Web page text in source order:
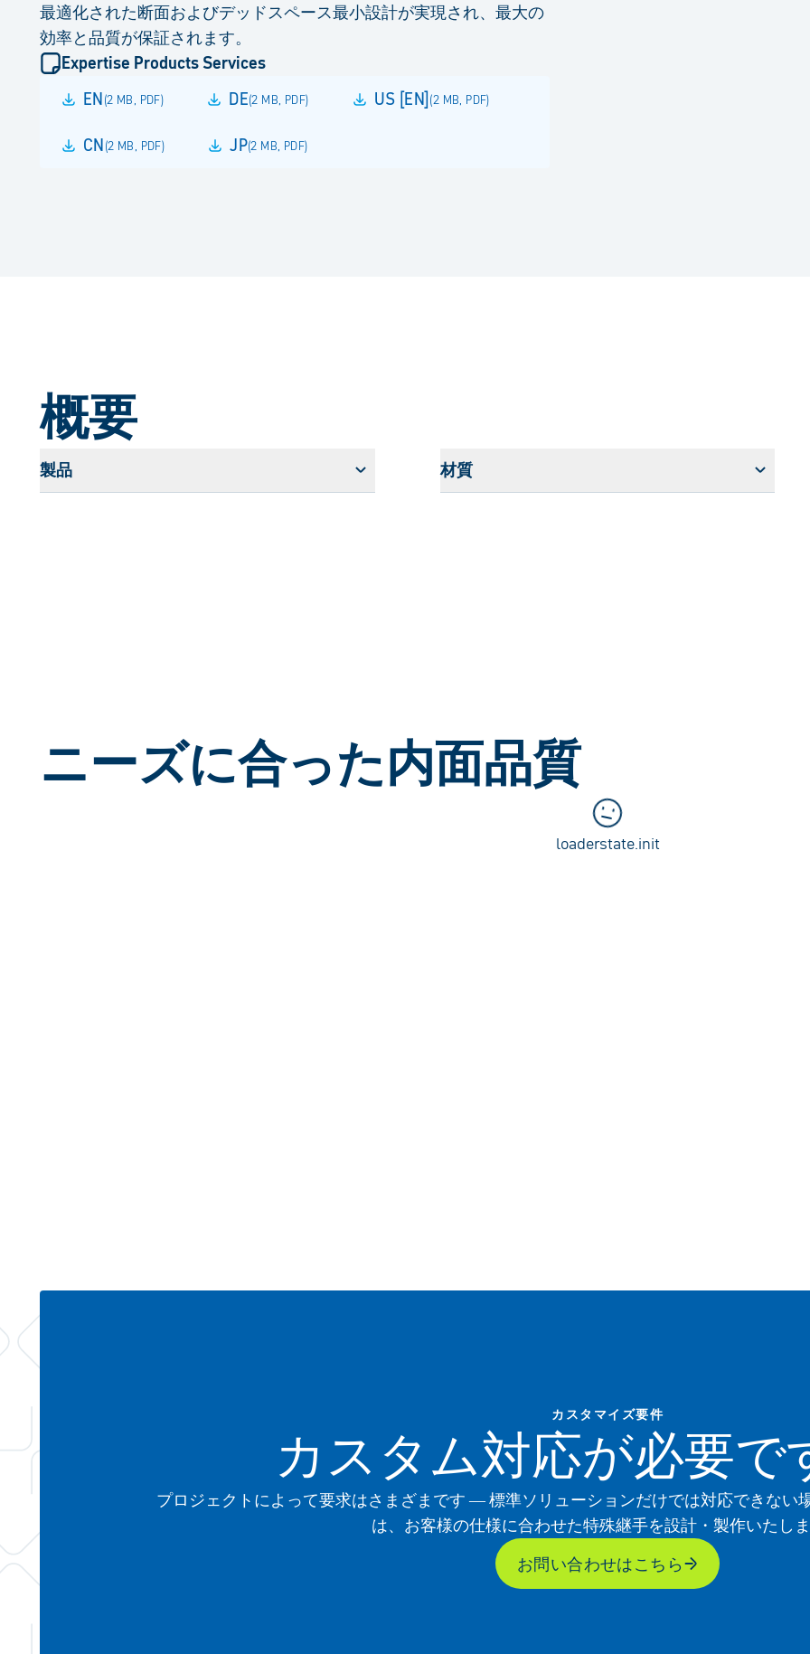
最適化された断面およびデッドスペース最小設計が実現され、最大の
効率と品質が保証されます。
Expertise Products Services
EN(2 MB PDF) DE(2 MB PDF) US [EN](2 MB PDF)
CN(2 MB PDF) JP(2 MB PDF)
概要
製品 材質
ニーズに合った内面品質
loaderstate.init
カスタマイズ要件
カスタム対応が必要で
プロジェクトによって要求はさまざまです ― 標準ソリューションだけでは対応できない
は、お客様の仕様に合わせた特殊継手を設計・製作いたし
お問い合わせはこちら